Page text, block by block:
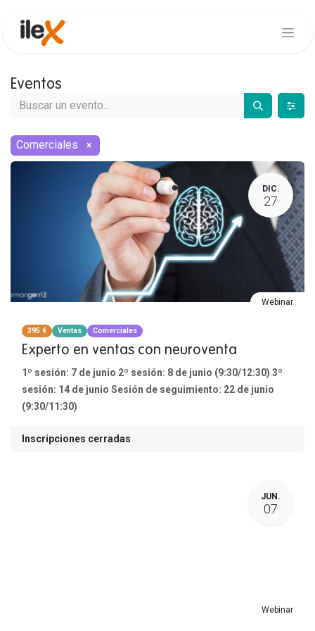
Eventos
Comerciales ×
DIC.
27
Webinar
395 € Ventas Comerciales
Experto en ventas con neuroventa
1º sesión: 7 de junio 2º sesión: 8 de junio (9:30/12:30) 3º
sesión: 14 de junio Sesión de seguimiento: 22 de junio
(9:30/11:30)
Inscripciones cerradas
JUN.
07
Webinar